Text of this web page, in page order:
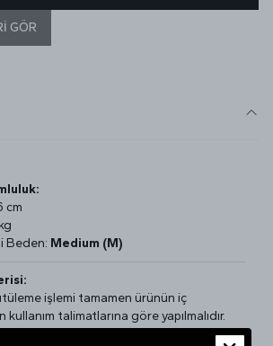
GÖR
cm
Beden: Medium (M)
işlemi tamamen ürünün iç
kullanım talimatlarına göre yapılmalıdır.